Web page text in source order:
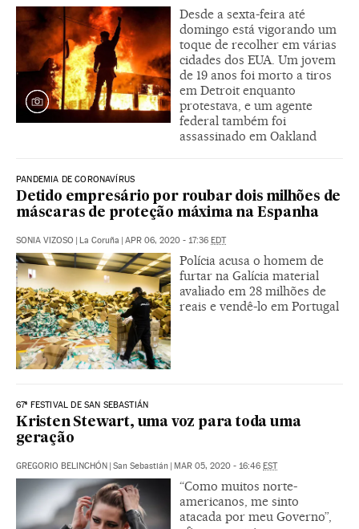
Desde a sexta-feira até
domingo está vigorando um
toque de recolher em várias
cidades dos EUA. Um jovem
de 19 anos foi morto a tiros
em Detroit enquanto
protestava, e um agente
federal também foi
assassinado em Oakland
PANDEMIA DE CORONAVÍRUS
Detido empresário por roubar dois milhões de
máscaras de proteção máxima na Espanha
SONIA VIZOSO | La Coruña | APR 06, 2020 - 17:36 EDT
Polícia acusa o homem de
furtar na Galícia material
avaliado em 28 milhões de
reais e vendê-lo em Portugal
67ª FESTIVAL DE SAN SEBASTIÁN
Kristen Stewart, uma voz para toda uma
geração
GREGORIO BELINCHÓN | San Sebastián | MAR 05, 2020 - 16:46 EST
“Como muitos norte-
americanos, me sinto
atacada por meu Governo”,